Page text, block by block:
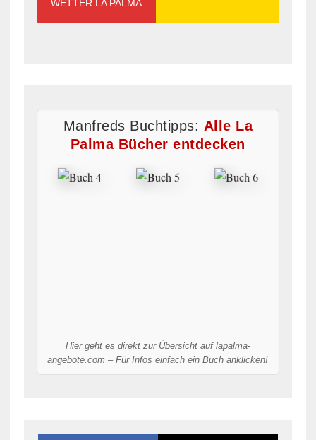
WETTER LA PALMA
Manfreds Buchtipps: Alle La
Palma Bücher entdecken
Hier geht es direkt zur Übersicht auf lapalma-
angebote.com – Für Infos einfach ein Buch anklicken!